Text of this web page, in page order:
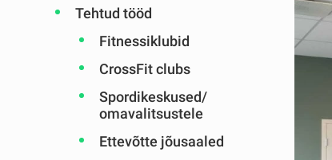
Tehtud tööd
Fitnessiklubid
CrossFit clubs
Spordikeskused/
omavalitsustele
Ettevõtte jõusaaled